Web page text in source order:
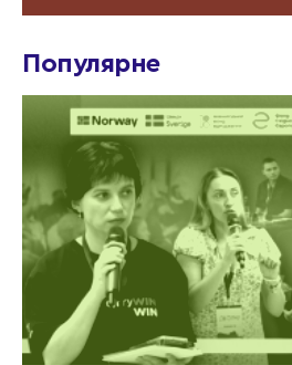
Популярне